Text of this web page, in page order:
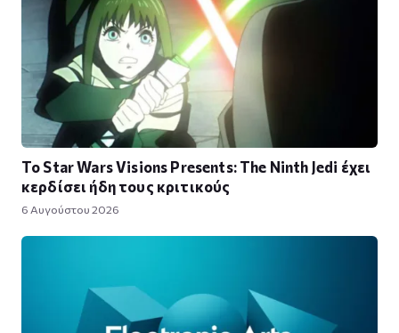
Το Star Wars Visions Presents: The Ninth Jedi έχει
κερδίσει ήδη τους κριτικούς
6 Αυγούστου 2026